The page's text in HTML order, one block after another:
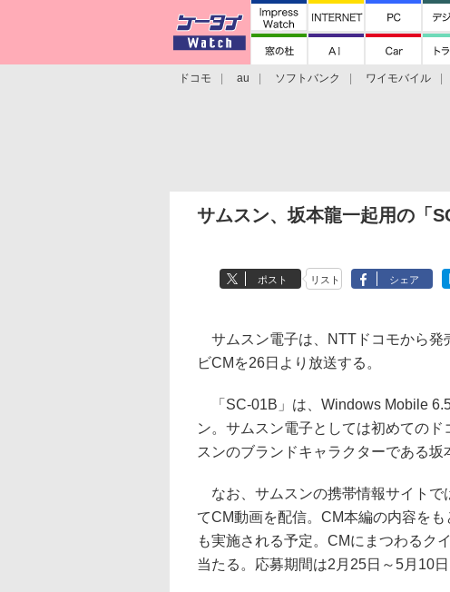
ドコモ au ソフトバンク ワイモバイル
サムスン、坂本龍一起用の「
ポスト リスト シェア
サムスン電子は、NTTドコモから発
ビCMを26日より放送する。
「SC-01B」は、Windows Mobile
ン。サムスン電子としては初めての
スンのブランドキャラクターである坂
なお、サムスンの携帯情報サイトで
てCM動画を配信。CM本編の内容を
も実施される予定。CMにまつわるク
当たる。応募期間は2月25日～5月10日